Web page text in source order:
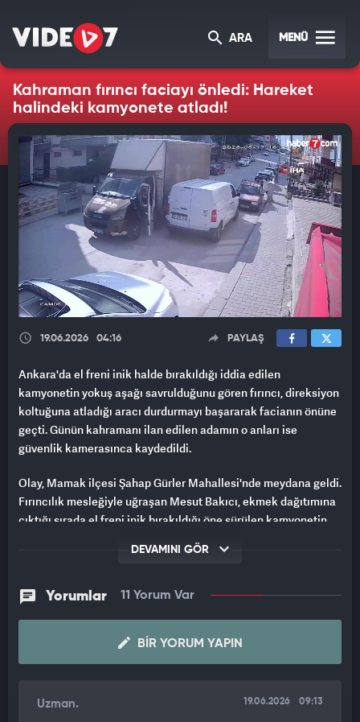
ARA MENÜ
Kahraman fırıncı faciayı önledi: Hareket
halindeki kamyonete atladı!
19.06.2026 04:16 PAYLAŞ
Ankara'da el freni inik halde bırakıldığı iddia edilen
kamyonetin yokuş aşağı savrulduğunu gören fırıncı, direksiyon
koltuğuna atladığı aracı durdurmayı başararak facianın önüne
geçti. Günün kahramanı ilan edilen adamın o anları ise
güvenlik kamerasınca kaydedildi.
Olay, Mamak ilçesi Şahap Gürler Mahallesi'nde meydana geldi.
Fırıncılık mesleğiyle uğraşan Mesut Bakıcı, ekmek dağıtımına
çıktığı sırada el freni inik bırakıldığı öne sürülen kamyonetin
olmadığını gören Bakıcı, şoför koltuğuna atladığı kamyoneti
oluştu.Gösterdiği davranışıyla faciadan kıl payıyla dönülmesini
Kendisini kahraman gibi hissettiğini söyleyen Bakıcı, o anlarla
ilgili şöyle konuştu:
"Ekmekleri bırakmak için bakkala gitmiştim. Dışarı çıktığımda
DEVAMINI GÖR
Yorumlar 11 Yorum Var
BIR YORUM YAPIN
Uzman. 19.06.2026 09:13